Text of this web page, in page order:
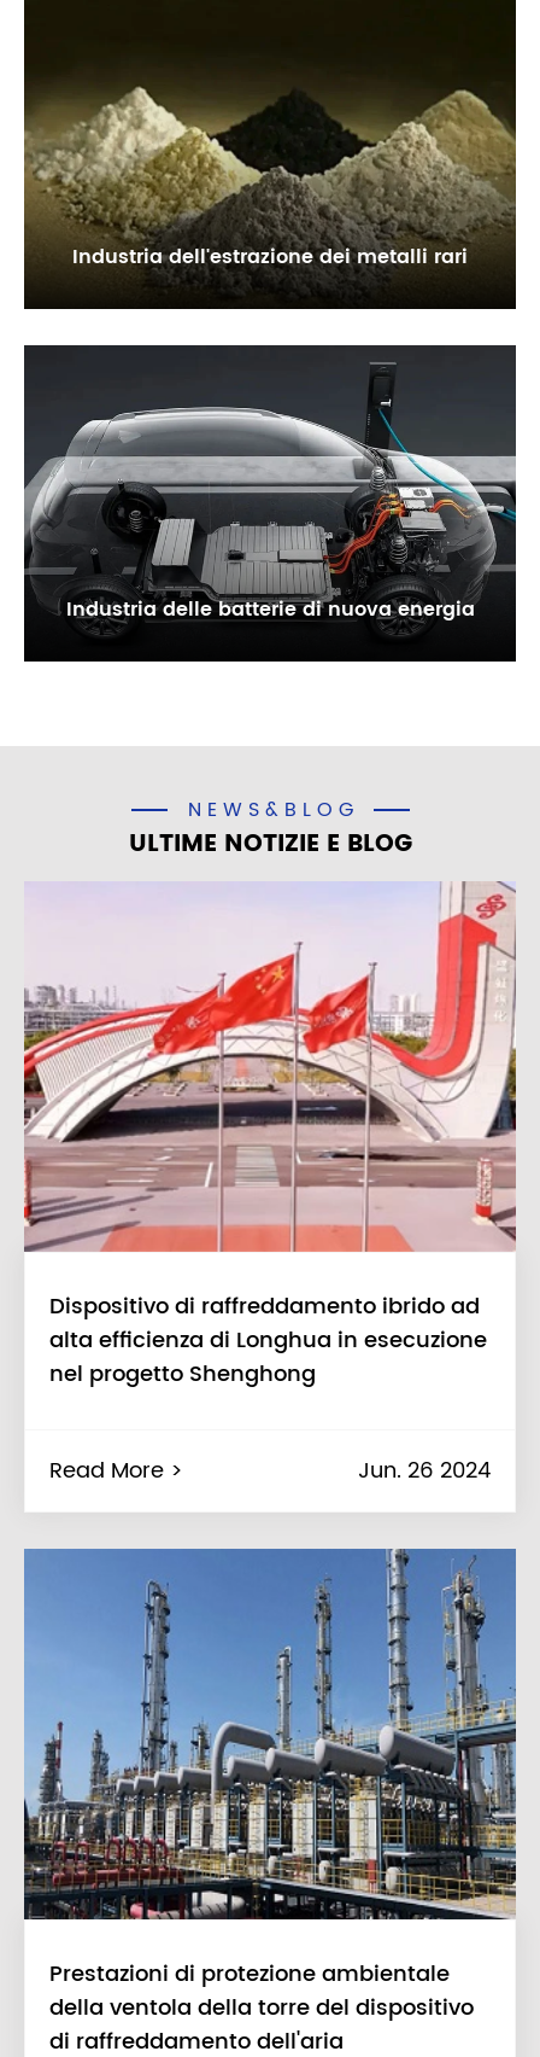
Industria dell'estrazione dei metalli rari
Industria delle batterie di nuova energia
NEWS&BLOG
ULTIME NOTIZIE E BLOG
Dispositivo di raffreddamento ibrido ad
alta efficienza di Longhua in esecuzione
nel progetto Shenghong
Read More > Jun. 26 2024
Prestazioni di protezione ambientale
della ventola della torre del dispositivo
di raffreddamento dell'aria